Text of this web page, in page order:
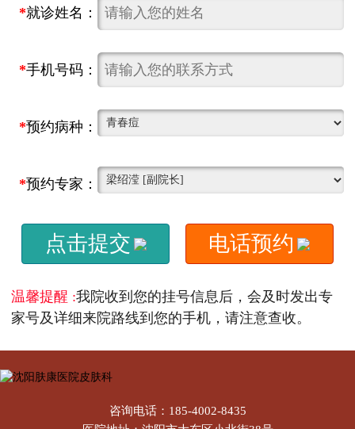
*就诊姓名：
*手机号码：
*预约病种：
*预约专家：
点击提交 电话预约
温馨提醒 :我院收到您的挂号信息后，会及时发出专
家号及详细来院路线到您的手机，请注意查收。
咨询电话：185-4002-8435